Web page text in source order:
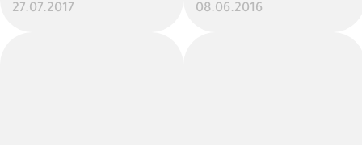
27.07.2017 08.06.2016